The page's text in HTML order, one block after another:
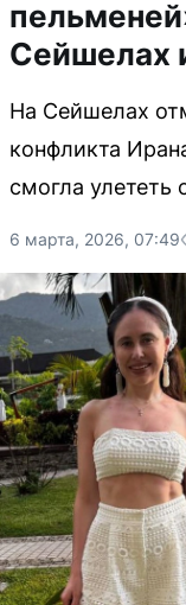
Сейшелах
На Сейшелах
конфликта
смогла улететь
6 марта, 2026, 07:49